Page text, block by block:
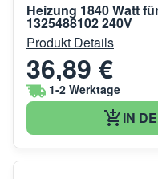
Heizung 1840 Watt
1325488102 240V
Produkt Details
36,89 €
1-2 Werktage
IN